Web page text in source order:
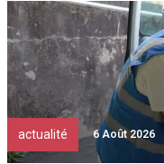
actualité 6 Août 2026